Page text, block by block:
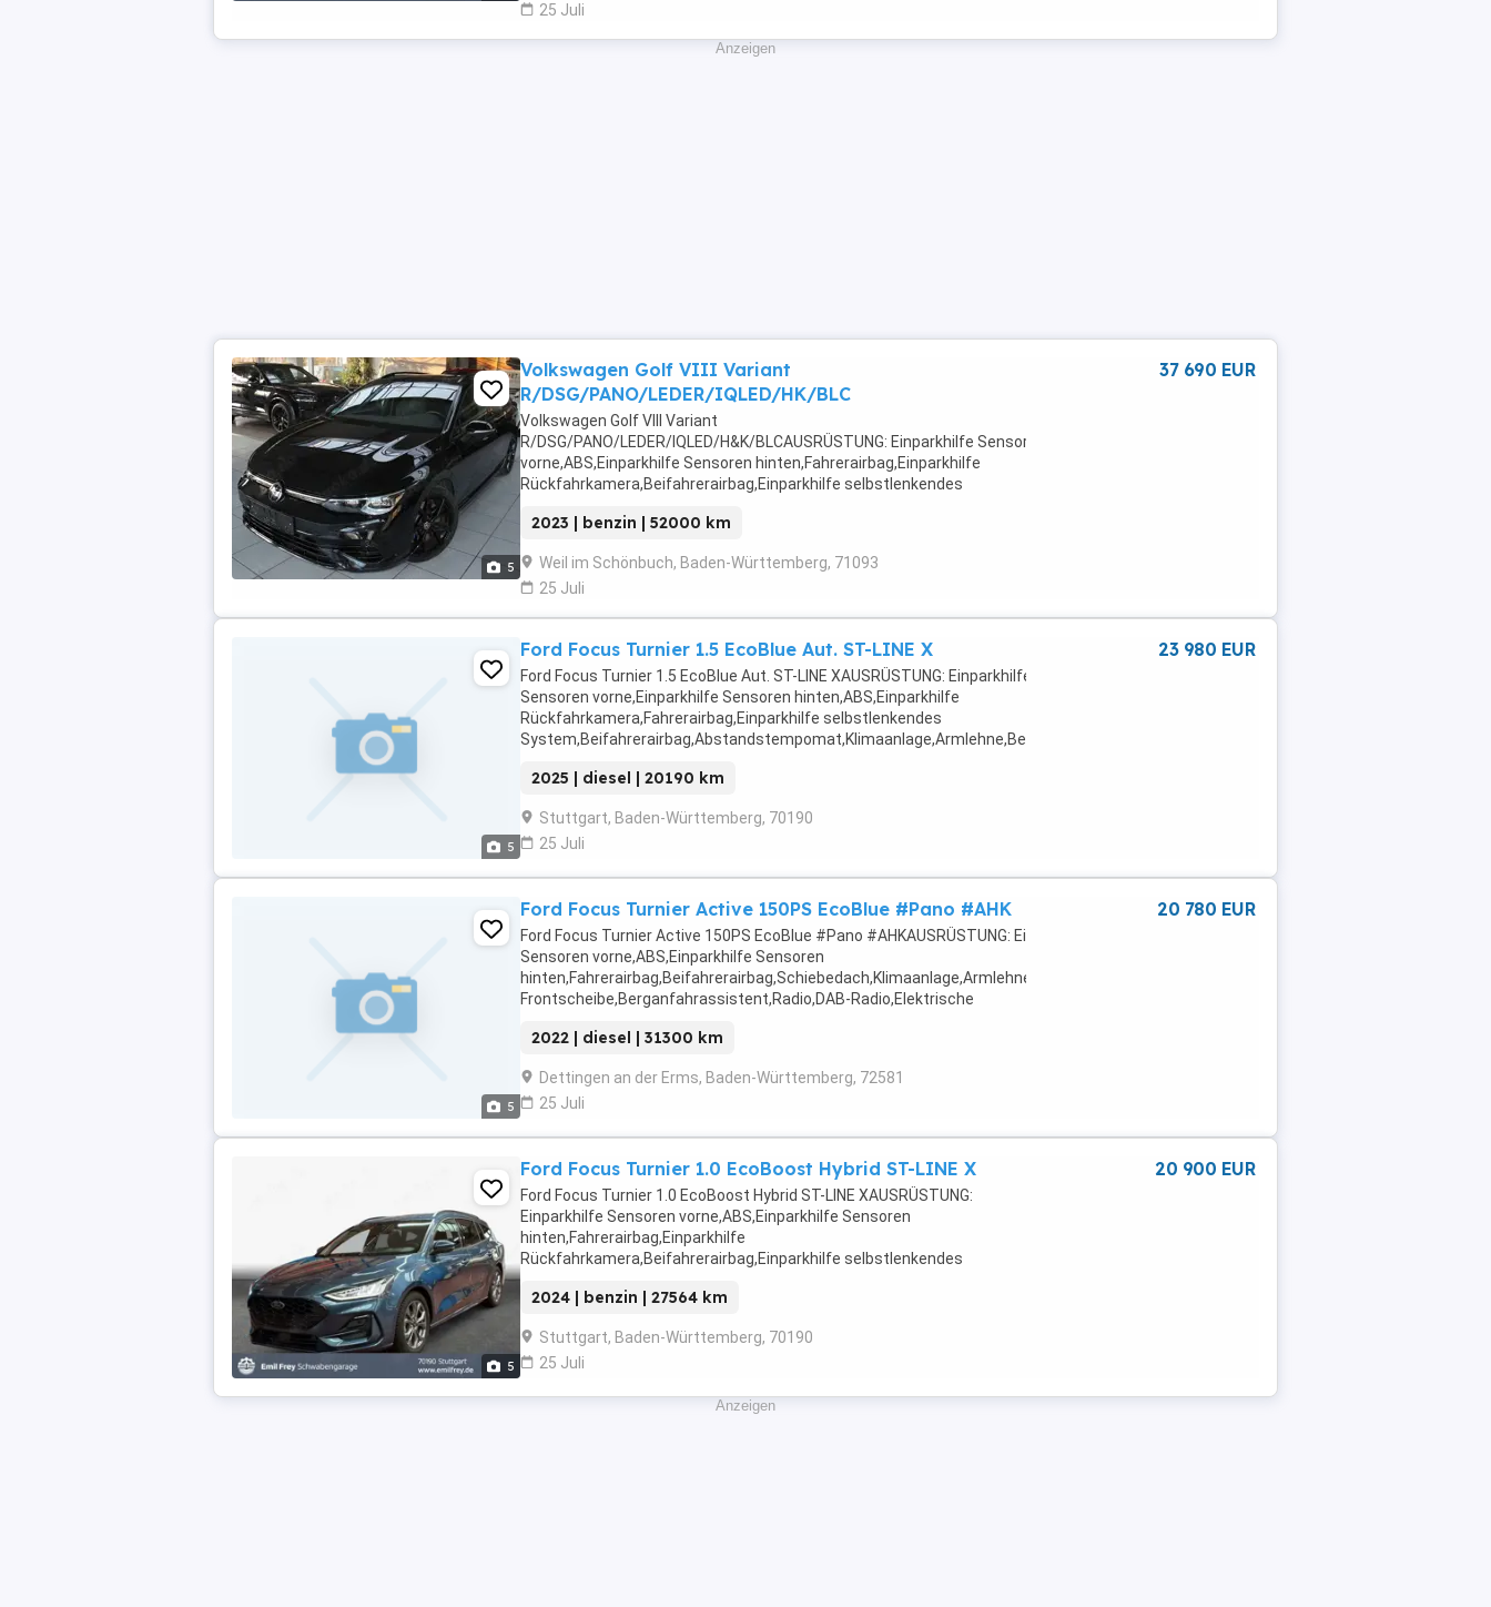
25 Juli
Anzeigen
5
Volkswagen Golf VIII Variant
R/DSG/PANO/LEDER/IQLED/HK/BLC
Volkswagen Golf VIII Variant
R/DSG/PANO/LEDER/IQLED/H&K/BLCAUSRÜSTUNG: Einparkhilfe Sensoren
vorne,ABS,Einparkhilfe Sensoren hinten,Fahrerairbag,Einparkhilfe
Rückfahrkamera,Beifahrerairbag,Einparkhilfe selbstlenkendes
Lenkrad,Berganfahrassistent,Radio,DAB-Radio,Elektrische ...
2023 | benzin | 52000 km
Weil im Schönbuch, Baden-Württemberg, 71093
25 Juli
37 690 EUR
5
Ford Focus Turnier 1.5 EcoBlue Aut. ST-LINE X
Ford Focus Turnier 1.5 EcoBlue Aut. ST-LINE XAUSRÜSTUNG: Einparkhilfe
Sensoren vorne,Einparkhilfe Sensoren hinten,ABS,Einparkhilfe
Rückfahrkamera,Fahrerairbag,Einparkhilfe selbstlenkendes
System,Beifahrerairbag,Abstandstempomat,Klimaanlage,Armlehne,Beheizbare
Scheinwerfer,Servolenkung,LED-Tagfahrlicht,Elektrische ...
2025 | diesel | 20190 km
Stuttgart, Baden-Württemberg, 70190
25 Juli
23 980 EUR
5
Ford Focus Turnier Active 150PS EcoBlue #Pano #AHK
Ford Focus Turnier Active 150PS EcoBlue #Pano #AHKAUSRÜSTUNG: Einparkhilfe
Sensoren vorne,ABS,Einparkhilfe Sensoren
hinten,Fahrerairbag,Beifahrerairbag,Schiebedach,Klimaanlage,Armlehne,Beheizbare
Frontscheibe,Berganfahrassistent,Radio,DAB-Radio,Elektrische
2022 | diesel | 31300 km
Dettingen an der Erms, Baden-Württemberg, 72581
25 Juli
20 780 EUR
5
Ford Focus Turnier 1.0 EcoBoost Hybrid ST-LINE X
Ford Focus Turnier 1.0 EcoBoost Hybrid ST-LINE XAUSRÜSTUNG:
Einparkhilfe Sensoren vorne,ABS,Einparkhilfe Sensoren
hinten,Fahrerairbag,Einparkhilfe
Rückfahrkamera,Beifahrerairbag,Einparkhilfe selbstlenkendes
Frontscheibe,Beheizbares Lenkrad,Berganfahrassistent,Radio,DAB-
2024 | benzin | 27564 km
Stuttgart, Baden-Württemberg, 70190
25 Juli
20 900 EUR
Anzeigen